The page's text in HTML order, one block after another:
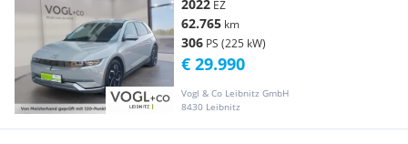
2022 EZ
62.765 km
306 PS (225 kW)
Vogl & Co Leibnitz GmbH
8430 Leibnitz
€ 29.990